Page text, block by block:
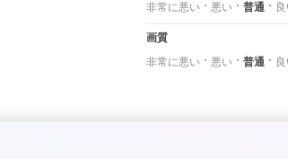
非常に悪い
悪い 普通
画質
非常に悪い
悪い 普通